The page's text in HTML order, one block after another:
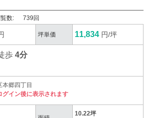
数: 739回
坪単価 11,834 円/坪
歩4分
本郷四丁目
グイン後に表示されます
10.22坪